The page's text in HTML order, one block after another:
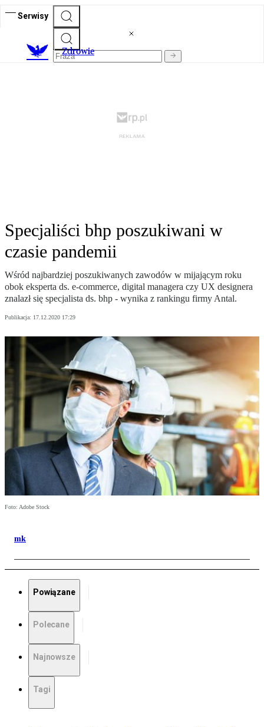
Serwisy
Zdrowie
Specjaliści bhp poszukiwani w
czasie pandemii
Wśród najbardziej poszukiwanych zawodów w mijającym roku
obok eksperta ds. e-commerce, digital managera czy UX designera
znalazł się specjalista ds. bhp - wynika z rankingu firmy Antal.
Publikacja: 17.12.2020 17:29
Foto: Adobe Stock
mk
Powiązane
Polecane
Najnowsze
Tagi